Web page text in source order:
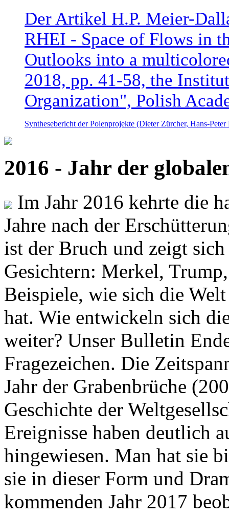
Der Artikel H.P. Meier-
RHEI - Space of Flows in
Outlooks into a
2018, pp. 41-58, the
Organization", Polish
Synthesebericht der Polenprojekte (Dieter Zürcher, Hans-
2016 - Jahr der
Im Jahr 2016 kehrte die
Jahre nach der
ist der Bruch und zeigt
Gesichtern: Merkel,
Beispiele, wie sich die
hat. Wie entwickeln sich
weiter? Unser Bulletin
Fragezeichen. Die
Jahr der Grabenbrüche
Geschichte der
Ereignisse haben deutlich
hingewiesen. Man hat sie
sie in dieser Form und
kommenden Jahr 2017